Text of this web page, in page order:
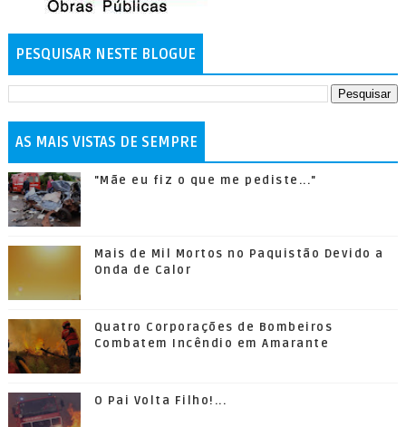
PESQUISAR NESTE BLOGUE
AS MAIS VISTAS DE SEMPRE
"Mãe eu fiz o que me pediste..."
Mais de Mil Mortos no Paquistão Devido a
Onda de Calor
Quatro Corporações de Bombeiros
Combatem Incêndio em Amarante
O Pai Volta Filho!...